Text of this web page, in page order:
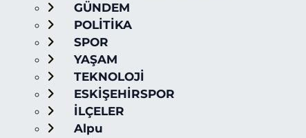
GÜNDEM
POLİTİKA
SPOR
YAŞAM
TEKNOLOJİ
ESKİŞEHİRSPOR
İLÇELER
Alpu